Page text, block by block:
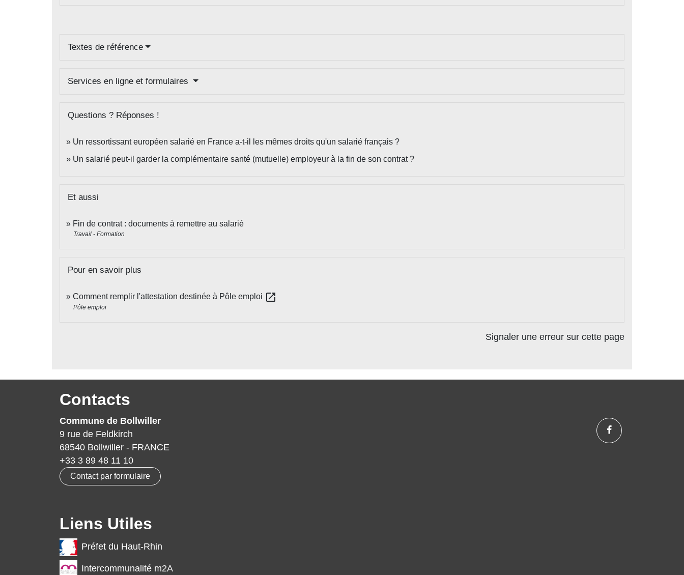
Textes de référence
Services en ligne et formulaires
Questions ? Réponses !
Un ressortissant européen salarié en France a-t-il les mêmes droits qu'un salarié français ?
Un salarié peut-il garder la complémentaire santé (mutuelle) employeur à la fin de son contrat ?
Et aussi
Fin de contrat : documents à remettre au salarié
Travail - Formation
Pour en savoir plus
Comment remplir l'attestation destinée à Pôle emploi open_in_new
Pôle emploi
Signaler une erreur sur cette page
Contacts
Commune de Bollwiller
9 rue de Feldkirch
68540 Bollwiller - FRANCE
+33 3 89 48 11 10
Contact par formulaire
Liens Utiles
Préfet du Haut-Rhin
Intercommunalité m2A